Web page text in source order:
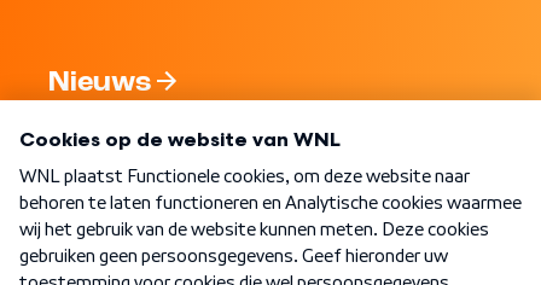
Nieuws
Nieuwsbrief
Word Lid